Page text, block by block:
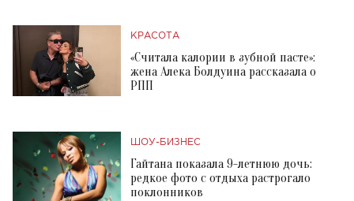
КРАСОТА
«Считала калории в зубной пасте»:
жена Алека Болдуина рассказала о
РПП
ШОУ-БИЗНЕС
Гайтана показала 9-летнюю дочь:
редкое фото с отдыха растрогало
поклонников